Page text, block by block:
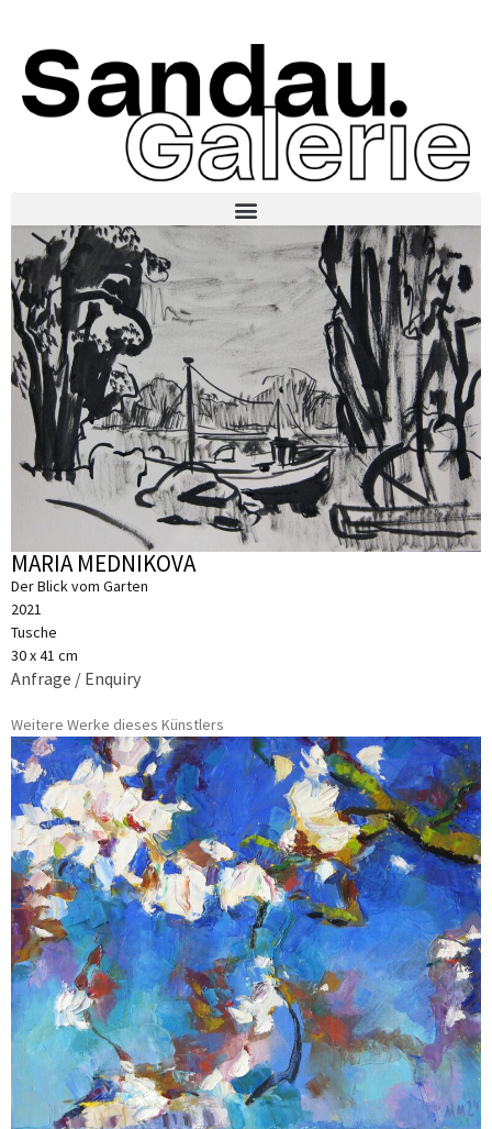
MARIA MEDNIKOVA
Der Blick vom Garten
2021
Tusche
30 x 41 cm
Anfrage / Enquiry
Weitere Werke dieses Künstlers